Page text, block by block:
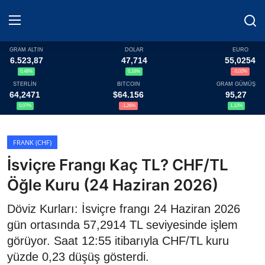
Haberler
Döviz
Altın Fiyatları
Döviz Kurları
Fonlar
Kripto Paralar
Çeviriciler
GRAM ALTIN
6.523,87
0,48%
DOLAR
47,714
0,16%
EURO
55,0254
-0,02%
STERLİN
64,2471
0,07%
BITCOIN
$64.156
-1,26%
GRAM GÜMÜŞ
95,27
1,12%
FRANK (CHF)
İsviçre Frangı Kaç TL? CHF/TL
Öğle Kuru (24 Haziran 2026)
Döviz Kurları: İsviçre frangı 24 Haziran 2026
gün ortasında 57,2914 TL seviyesinde işlem
görüyor. Saat 12:55 itibarıyla CHF/TL kuru
yüzde 0,23 düşüş gösterdi.